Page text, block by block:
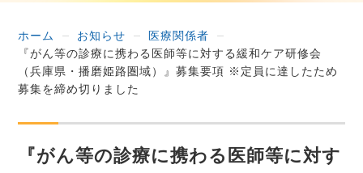
ホーム お知らせ
医療関係者
『がん等の診療に携わる医師等に対する緩和ケア研修会
（兵庫県・播磨姫路圏域）』募集要項 ※定員に達したため
募集を締め切りました
『がん等の診療に携わる医師等に対す